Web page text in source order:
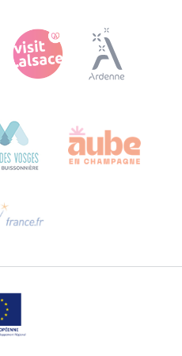
Grand Est
een e-mail